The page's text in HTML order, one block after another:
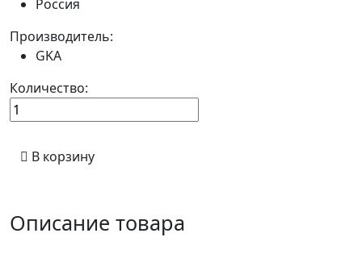
Россия
Производитель:
GKA
Количество:
В корзину
Описание товара